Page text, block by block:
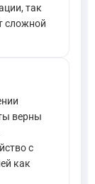
так
сложной
верны
с
как